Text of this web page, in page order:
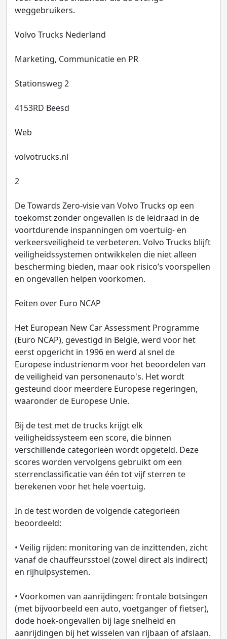
weggebruikers.
Volvo Trucks Nederland
Marketing, Communicatie en PR
Stationsweg 2
4153RD Beesd
Web
volvotrucks.nl
2
De Towards Zero-visie van Volvo Trucks op een
toekomst zonder ongevallen is de leidraad in de
voortdurende inspanningen om voertuig- en
verkeersveiligheid te verbeteren. Volvo Trucks blijft
veiligheidssystemen ontwikkelen die niet alleen
bescherming bieden, maar ook risico’s voorspellen
en ongevallen helpen voorkomen.
Feiten over Euro NCAP
Het European New Car Assessment Programme
(Euro NCAP), gevestigd in België, werd voor het
eerst opgericht in 1996 en werd al snel de
Europese industrienorm voor het beoordelen van
de veiligheid van personenauto's. Het wordt
gesteund door meerdere Europese regeringen,
waaronder de Europese Unie.
Bij de test met de trucks krijgt elk
veiligheidssysteem een score, die binnen
verschillende categorieën wordt opgeteld. Deze
scores worden vervolgens gebruikt om een
sterrenclassificatie van één tot vijf sterren te
berekenen voor het hele voertuig.
In de test worden de volgende categorieën
beoordeeld:
• Veilig rijden: monitoring van de inzittenden, zicht
vanaf de chauffeursstoel (zowel direct als indirect)
en rijhulpsystemen.
• Voorkomen van aanrijdingen: frontale botsingen
(met bijvoorbeeld een auto, voetganger of fietser),
dode hoek-ongevallen bij lage snelheid en
aanrijdingen bij het wisselen van rijbaan of afslaan.